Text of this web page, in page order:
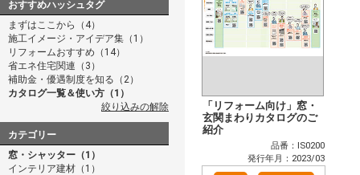
おすすめハッシュタグ
まずはここから（4）
施工イメージ・アイデア集（1）
リフォームおすすめ（14）
省エネ住宅関連（3）
補助金・優遇制度を知る（2）
カタログ一覧＆使い方（1）
絞り込みの解除
カテゴリー
窓・シャッター（1）
インテリア建材（1）
「リフォーム向け」窓・
玄関まわりカタログのご
紹介
品番：IS0200
発行年月：2023/03